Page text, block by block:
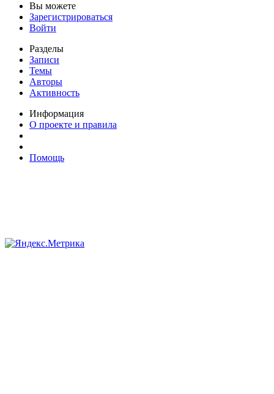
Вы можете
Зарегистрироваться
Войти
Разделы
Записи
Темы
Авторы
Активность
Информация
О проекте и правила
Помощь